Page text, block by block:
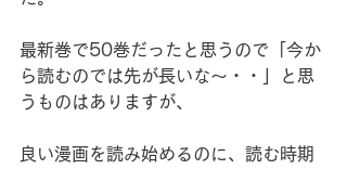
最新巻で50巻だったと思うので「今か
ら読むのでは先が長いな～・・」と思
うものはありますが、
良い漫画を読み始めるのに、読む時期